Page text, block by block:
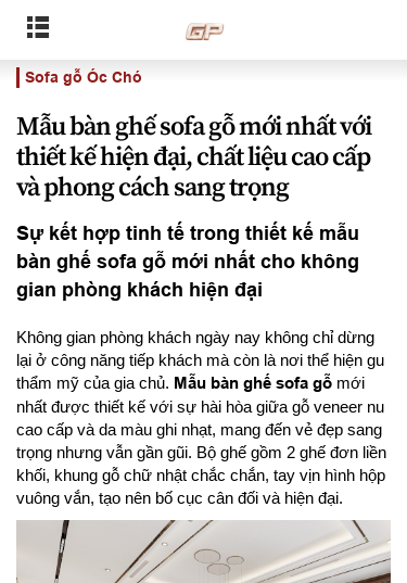
Sofa gỗ Óc Chó
Mẫu bàn ghế sofa gỗ mới nhất với
thiết kế hiện đại, chất liệu cao cấp
và phong cách sang trọng
Sự kết hợp tinh tế trong thiết kế mẫu
bàn ghế sofa gỗ mới nhất cho không
gian phòng khách hiện đại
Không gian phòng khách ngày nay không chỉ dừng
lại ở công năng tiếp khách mà còn là nơi thể hiện gu
thẩm mỹ của gia chủ. Mẫu bàn ghế sofa gỗ mới
nhất được thiết kế với sự hài hòa giữa gỗ veneer nu
cao cấp và da màu ghi nhạt, mang đến vẻ đẹp sang
trọng nhưng vẫn gần gũi. Bộ ghế gồm 2 ghế đơn liền
khối, khung gỗ chữ nhật chắc chắn, tay vịn hình hộp
vuông vắn, tạo nên bố cục cân đối và hiện đại.